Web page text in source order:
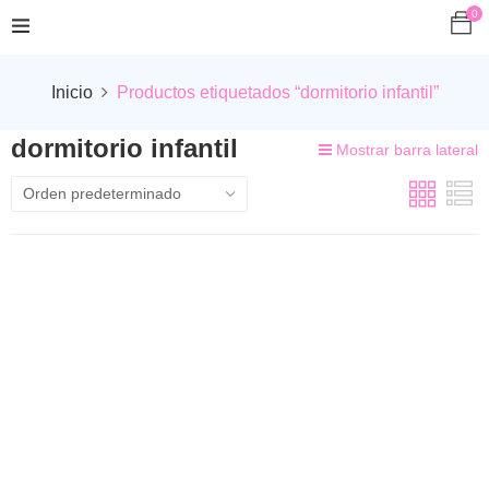
0
Inicio Productos etiquetados “dormitorio infantil”
dormitorio infantil Mostrar barra lateral